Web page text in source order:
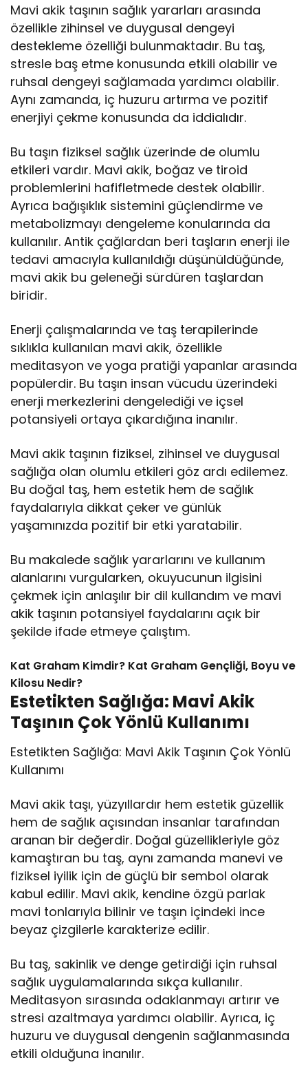
Mavi akik taşının sağlık yararları arasında
özellikle zihinsel ve duygusal dengeyi
destekleme özelliği bulunmaktadır. Bu taş,
stresle baş etme konusunda etkili olabilir ve
ruhsal dengeyi sağlamada yardımcı olabilir.
Aynı zamanda, iç huzuru artırma ve pozitif
enerjiyi çekme konusunda da iddialıdır.
Bu taşın fiziksel sağlık üzerinde de olumlu
etkileri vardır. Mavi akik, boğaz ve tiroid
problemlerini hafifletmede destek olabilir.
Ayrıca bağışıklık sistemini güçlendirme ve
metabolizmayı dengeleme konularında da
kullanılır. Antik çağlardan beri taşların enerji ile
tedavi amacıyla kullanıldığı düşünüldüğünde,
mavi akik bu geleneği sürdüren taşlardan
biridir.
Enerji çalışmalarında ve taş terapilerinde
sıklıkla kullanılan mavi akik, özellikle
meditasyon ve yoga pratiği yapanlar arasında
popülerdir. Bu taşın insan vücudu üzerindeki
enerji merkezlerini dengelediği ve içsel
potansiyeli ortaya çıkardığına inanılır.
Mavi akik taşının fiziksel, zihinsel ve duygusal
sağlığa olan olumlu etkileri göz ardı edilemez.
Bu doğal taş, hem estetik hem de sağlık
faydalarıyla dikkat çeker ve günlük
yaşamınızda pozitif bir etki yaratabilir.
Bu makalede sağlık yararlarını ve kullanım
alanlarını vurgularken, okuyucunun ilgisini
çekmek için anlaşılır bir dil kullandım ve mavi
akik taşının potansiyel faydalarını açık bir
şekilde ifade etmeye çalıştım.
Kat Graham Kimdir? Kat Graham Gençliği, Boyu ve
Kilosu Nedir?
Estetikten Sağlığa: Mavi Akik
Taşının Çok Yönlü Kullanımı
Estetikten Sağlığa: Mavi Akik Taşının Çok Yönlü
Kullanımı
Mavi akik taşı, yüzyıllardır hem estetik güzellik
hem de sağlık açısından insanlar tarafından
aranan bir değerdir. Doğal güzellikleriyle göz
kamaştıran bu taş, aynı zamanda manevi ve
fiziksel iyilik için de güçlü bir sembol olarak
kabul edilir. Mavi akik, kendine özgü parlak
mavi tonlarıyla bilinir ve taşın içindeki ince
beyaz çizgilerle karakterize edilir.
Bu taş, sakinlik ve denge getirdiği için ruhsal
sağlık uygulamalarında sıkça kullanılır.
Meditasyon sırasında odaklanmayı artırır ve
stresi azaltmaya yardımcı olabilir. Ayrıca, iç
huzuru ve duygusal dengenin sağlanmasında
etkili olduğuna inanılır.